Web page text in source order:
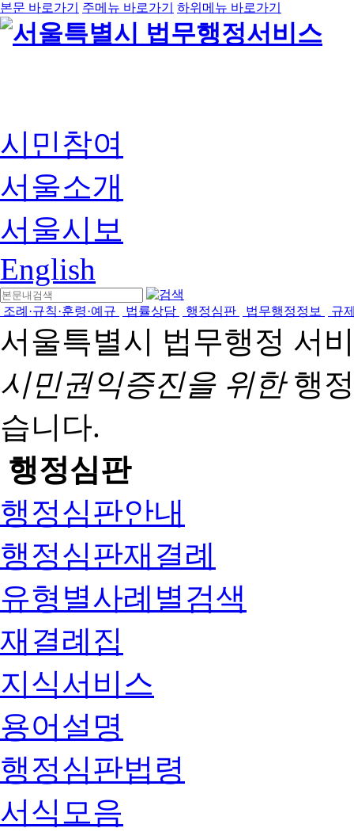
본문 바로가기 주메뉴 바로가기 하위메뉴 바로가기
시민참여
서울소개
서울시보
English
조례·규칙·훈령·예규 법률상담 행정심판 법무행정정보 규
서울특별시 법무행정 서
시민권익증진을 위한행
습니다.
행정심판
행정심판안내
행정심판재결례
유형별사례별검색
재결례집
지식서비스
용어설명
행정심판법령
서식모음